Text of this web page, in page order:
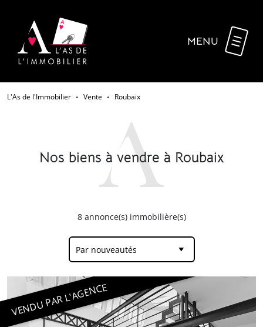
MENU
L'As de l'Immobilier • Vente • Roubaix
Nos biens à vendre à Roubaix
8annonce(s) immobilière(s)
Par nouveautés
VENDU PAR L'AGENCE